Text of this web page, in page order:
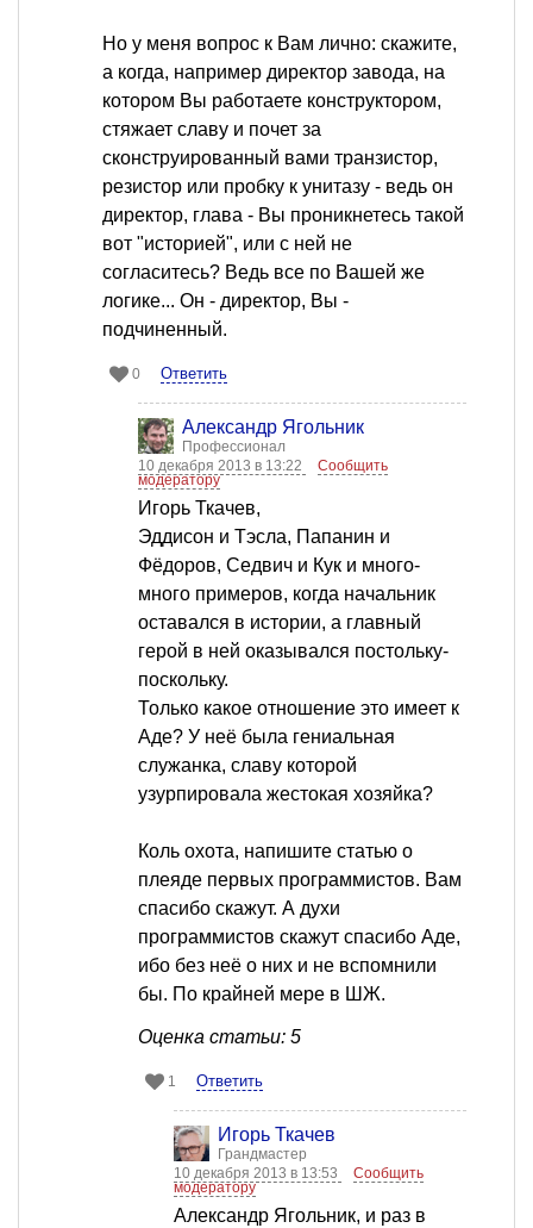
Но у меня вопрос к Вам лично: скажите,
а когда, например директор завода, на
котором Вы работаете конструктором,
стяжает славу и почет за
сконструированный вами транзистор,
резистор или пробку к унитазу - ведь он
директор, глава - Вы проникнетесь такой
вот "историей", или с ней не
согласитесь? Ведь все по Вашей же
логике... Он - директор, Вы -
подчиненный.
0 Ответить
Александр Ягольник
Профессионал
10 декабря 2013 в 13:22
Сообщить
модератору
Игорь Ткачев,
Эддисон и Тэсла, Папанин и
Фёдоров, Седвич и Кук и много-
много примеров, когда начальник
оставался в истории, а главный
герой в ней оказывался постольку-
поскольку.
Только какое отношение это имеет к
Аде? У неё была гениальная
служанка, славу которой
узурпировала жестокая хозяйка?
Коль охота, напишите статью о
плеяде первых программистов. Вам
спасибо скажут. А духи
программистов скажут спасибо Аде,
ибо без неё о них и не вспомнили
бы. По крайней мере в ШЖ.
Оценка статьи: 5
1 Ответить
Игорь Ткачев
Грандмастер
10 декабря 2013 в 13:53
Сообщить
модератору
Александр Ягольник, и раз в